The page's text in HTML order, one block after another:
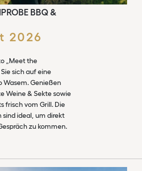
BBQ &
2026
„Meet the
sich auf eine
Wasem. Genießen
Weine & Sekte sowie
frisch vom Grill. Die
sind ideal, um direkt
zu kommen.